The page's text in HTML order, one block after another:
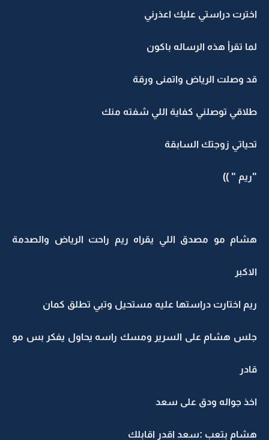
اخترت دراستي عليك اعذرني
لما تقرأ هذه الرساله باكون
قد وصلت الرياض واتمنى ورقة
طلاقي توصلني كفاية اللي شفته منك
تحياتي زوجتك السابقة
"ريم " ))
هشام مو مصدق اللي يقراه ريم راحت الرياض والصدمة
الاكبر
ريم اختارت دراستها عليه مستحيل وتبي تطلق كمان
جلس هشام على السرير ومسك راسه يحاول يفكر بس مو
قادر
اخذ جواله ودق على سعد
هشام بتعب :سعد اقدر اقابلك